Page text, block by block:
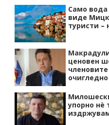
Само вода
виде
туристи –
ценовен
упорно нѐ